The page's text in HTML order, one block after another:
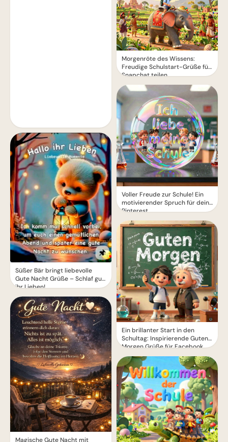
Süßer Bär bringt liebevolle
Gute Nacht Grüße – Schlaf gut,
ihr Lieben!
Magische Gute Nacht mit
Morgenröte des Wissens:
Freudige Schulstart-Grüße für
Snapchat teilen
Voller Freude zur Schule! Ein
motivierender Spruch für dein
Pinterest
Ein brillanter Start in den
Schultag: Inspirierende Guten
Morgen Grüße für Facebook